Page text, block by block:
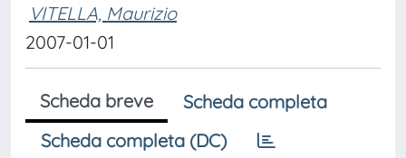
VITELLA, Maurizio
2007-01-01
Scheda breve
Scheda completa
Scheda completa (DC)